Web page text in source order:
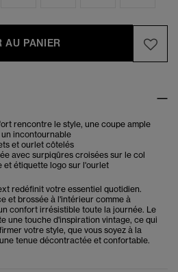
AU PANIER
rencontre le style, une coupe ample
incontournable
et ourlet côtelés
avec surpiqûres croisées sur le col
et étiquette logo sur l'ourlet
redéfinit votre essentiel quotidien.
et brossée à l'intérieur comme à
confort irrésistible toute la journée. Le
une touche d'inspiration vintage, ce qui
votre style, que vous soyez à la
tenue décontractée et confortable.